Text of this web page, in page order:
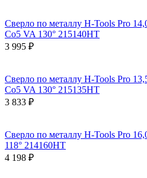
Сверло по металлу H-Tools Pro
Co5 VA 130° 215140HT
3 995 ₽
Сверло по металлу H-Tools Pro
Co5 VA 130° 215135HT
3 833 ₽
Сверло по металлу H-Tools Pro
118° 214160HT
4 198 ₽